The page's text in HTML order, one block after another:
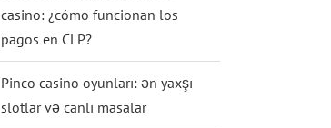
casino: ¿cómo funcionan los
pagos en CLP?
Pinco casino oyunları: ən yaxşı
slotlar və canlı masalar